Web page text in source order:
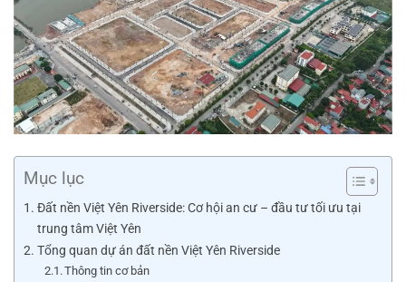
Mục lục
Đất nền Việt Yên Riverside: Cơ hội an cư – đầu tư tối ưu tại
trung tâm Việt Yên
Tổng quan dự án đất nền Việt Yên Riverside
Thông tin cơ bản